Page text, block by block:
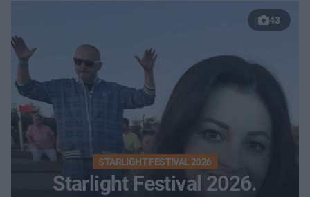
43
STARLIGHT FESTIVAL 2026
Starlight Festival 2026.